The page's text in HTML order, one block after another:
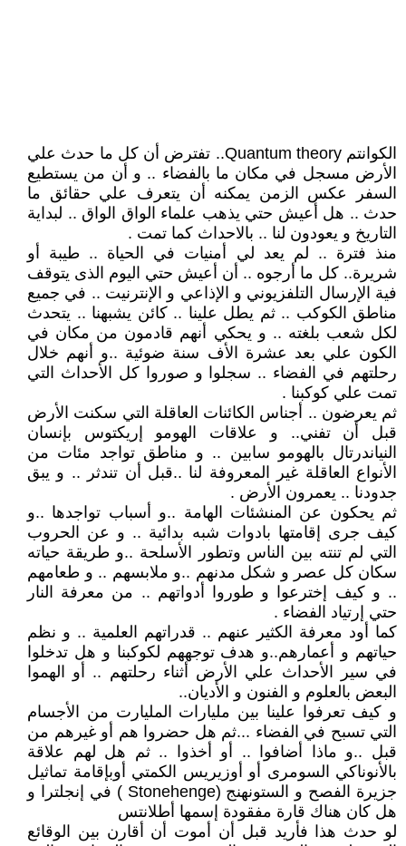
الكوانتم Quantum theory.. تفترض أن كل ما حدث علي
الأرض مسجل في مكان ما بالفضاء .. و أن من يستطيع
السفر عكس الزمن يمكنه أن يتعرف علي حقائق ما
حدث .. هل أعيش حتي يذهب علماء الواق الواق .. لبداية
التاريخ و يعودون لنا .. بالاحداث كما تمت .
منذ فترة .. لم يعد لي أمنيات في الحياة .. طيبة أو
شريرة.. كل ما أرجوه .. أن أعيش حتي اليوم الذى يتوقف
فية الإرسال التلفزيوني و الإذاعي و الإنترنيت .. في جميع
مناطق الكوكب .. ثم يطل علينا .. كائن يشبهنا .. يتحدث
لكل شعب بلغته .. و يحكي أنهم قادمون من مكان في
الكون علي بعد عشرة الأف سنة ضوئية ..و أنهم خلال
رحلتهم في الفضاء .. سجلوا و صوروا كل الأحداث التي
تمت علي كوكبنا .
ثم يعرضون .. أجناس الكائنات العاقلة التي سكنت الأرض
قبل أن تفني.. و علاقات الهومو إريكتوس بإنسان
النياندرتال بالهومو سابين .. و مناطق تواجد مئات من
الأنواع العاقلة غير المعروفة لنا ..قبل أن تندثر .. و يبق
جدودنا .. يعمرون الأرض .
ثم يحكون عن المنشئات الهامة ..و أسباب تواجدها ..و
كيف جرى إقامتها بادوات شبه بدائية .. و عن الحروب
التي لم تنته بين الناس وتطور الأسلحة ..و طريقة حياته
سكان كل عصر و شكل مدنهم ..و ملابسهم .. و طعامهم
.. و كيف إخترعوا و طوروا أدواتهم .. من معرفة النار
حتي إرتياد الفضاء .
كما أود معرفة الكثير عنهم .. قدراتهم العلمية .. و نظم
حياتهم و أعمارهم..و هدف توجههم لكوكبنا و هل تدخلوا
في سير الأحداث علي الأرض أثناء رحلتهم .. أو الهموا
البعض بالعلوم و الفنون و الأديان..
و كيف تعرفوا علينا بين مليارات المليارت من الأجسام
التي تسبح في الفضاء ...ثم هل حضروا هم أو غيرهم من
قبل ..و ماذا أضافوا .. أو أخذوا .. ثم هل لهم علاقة
بالأنوناكي السومرى أو أوزيريس الكمتي أوبإقامة تماثيل
جزيرة الفصح و الستونهنج (Stonehenge ) في إنجلترا و
هل كان هناك قارة مفقودة إسمها أطلانتس
لو حدث هذا فأريد قبل أن أموت أن أقارن بين الوقائع